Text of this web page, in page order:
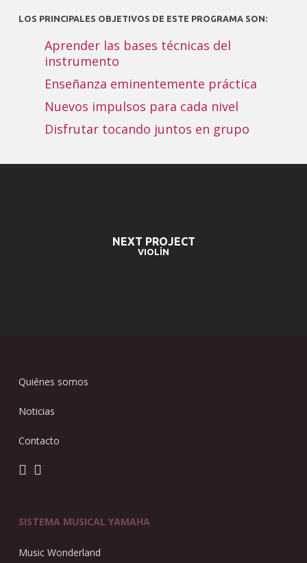
LOS PRINCIPALES OBJETIVOS DE ESTE PROGRAMA SON:
Aprender las bases técnicas del
instrumento
Enseñanza eminentemente práctica
Nuevos impulsos para cada nivel
Disfrutar tocando juntos en grupo
NEXT PROJECT
VIOLÍN
Quiénes somos
Noticias
Contacto
SISTEMA MUSICAL YAMAHA
Music Wonderland